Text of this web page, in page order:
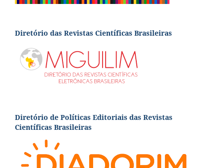
Diretório das Revistas Científicas Brasileiras
Diretório de Políticas Editoriais das Revistas
Científicas Brasileiras